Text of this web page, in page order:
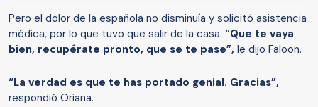
Pero el dolor de la española no disminuía y solicitó asistencia
médica, por lo que tuvo que salir de la casa. “Que te vaya
bien, recupérate pronto, que se te pase”, le dijo Faloon.
“La verdad es que te has portado genial. Gracias”,
respondió Oriana.